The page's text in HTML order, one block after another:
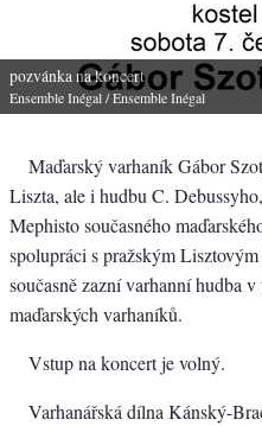
pozvánka na koncert
Ensemble Inégal/ Ensemble Inégal
Maďarský varhaník Gábor
Liszta, ale i hudbu C.
Mephisto současného
spolupráci s pražským
současně zazní varhanní hudba
maďarských varhaníků.
Vstup na koncert je volný.
Varhanářská dílna Kánský-